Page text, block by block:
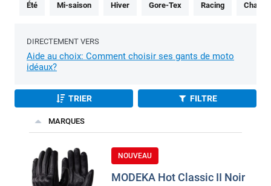
Été Mi-saison Hiver Gore-Tex Racing
DIRECTEMENT VERS
Aide au choix: Comment choisir ses gants de moto
idéaux?
TRIER FILTRE
MARQUES
NOUVEAU
MODEKA Hot Classic II Noir